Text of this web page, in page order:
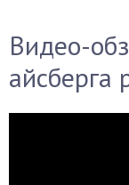
Видео-
айсберга